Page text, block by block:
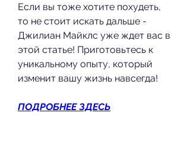
Если вы тоже хотите похудеть,
то не стоит искать дальше -
Джилиан Майклс уже ждет вас в
этой статье! Приготовьтесь к
уникальному опыту, который
изменит вашу жизнь навсегда!
ПОДРОБНЕЕ ЗДЕСЬ